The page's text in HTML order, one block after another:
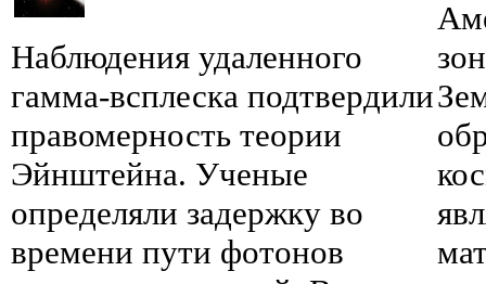
Наблюдения удаленного
гамма-всплеска подтвердили
правомерность теории
Эйнштейна. Ученые
определяли задержку во
времени пути фотонов